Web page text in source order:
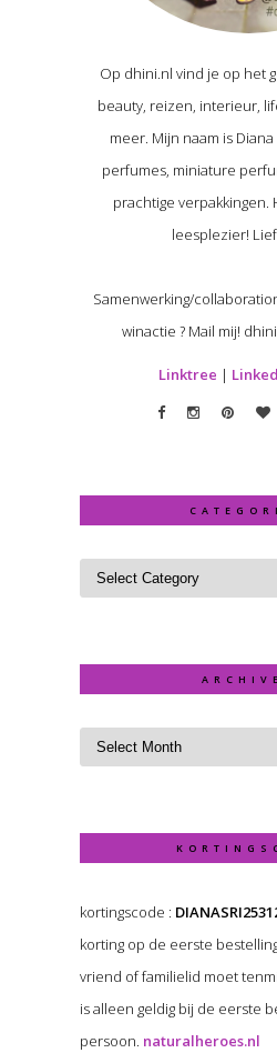
Op dhini.nl vind je op het
beauty, reizen, interieur,
meer. Mijn naam is
perfumes, miniature
prachtige verpakkingen.
leesplezier!
Samenwerking/
winactie ? Mail mij!
Linktree | Linked
kortingscode :
korting op de eerste
vriend of familielid moet
is alleen geldig bij de eerste
persoon. naturalheroes.nl